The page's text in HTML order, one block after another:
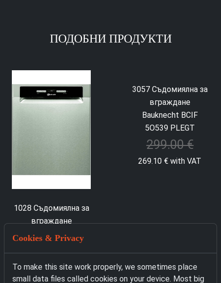
ПОДОБНИ ПРОДУКТИ
1028 Съдомиялна за
вграждане
Bauknecht BUO 3O41
299.00 €
Cookies & Privacy
To make this site work properly, we sometimes place
small data files called cookies on your device. Most big